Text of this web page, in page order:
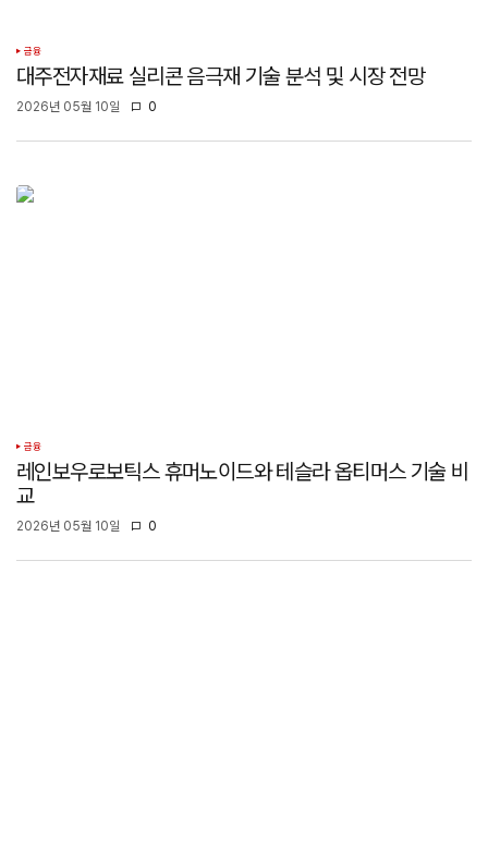
금융
대주전자재료 실리콘 음극재 기술 분석 및 시장 전망
2026년 05월 10일 0
금융
레인보우로보틱스 휴머노이드와 테슬라 옵티머스 기술 비
교
2026년 05월 10일 0